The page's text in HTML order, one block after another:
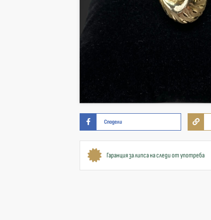
Сподели
Гаранция за липса на следи от употреба